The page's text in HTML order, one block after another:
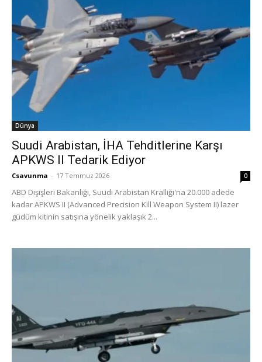
Dünya
Suudi Arabistan, İHA Tehditlerine Karşı
APKWS II Tedarik Ediyor
Csavunma - 17 Temmuz 2026 0
ABD Dışişleri Bakanlığı, Suudi Arabistan Krallığı'na 20.000 adede
kadar APKWS II (Advanced Precision Kill Weapon System II) lazer
güdüm kitinin satışına yönelik yaklaşık 2...